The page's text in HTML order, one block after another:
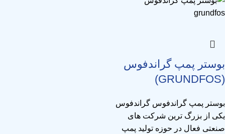
بوستر پمپ گراندفوس
(GRUNDFOS)
بوستر پمپ گراندفوس گراندفوس
یکی از بزرگ ترین شرکت های
صنعتی فعال در حوزه تولید پمپ